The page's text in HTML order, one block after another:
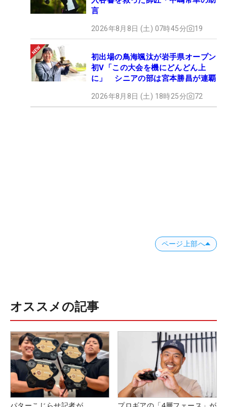
言
2026年8月8日 (土) 07時45分 19
初出場の鳥海颯汰が岩手県オープン
初V「この大会を機にどんどん上
に」 シニアの部は宮本勝昌が連覇
2026年8月8日 (土) 18時25分 72
ページ上部へ
オススメの記事